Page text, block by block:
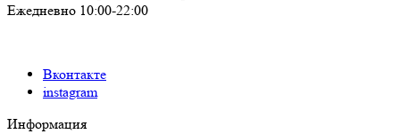
Ежедневно 10:00-22:00
Вконтакте
instagram
Информация